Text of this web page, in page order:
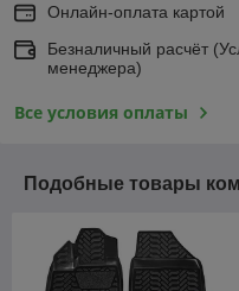
Онлайн-оплата картой
Безналичный расчёт
менеджера)
Все условия оплаты
Подобные товары